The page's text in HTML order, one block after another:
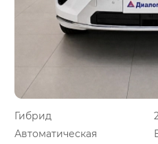
Гибрид
Автоматическая